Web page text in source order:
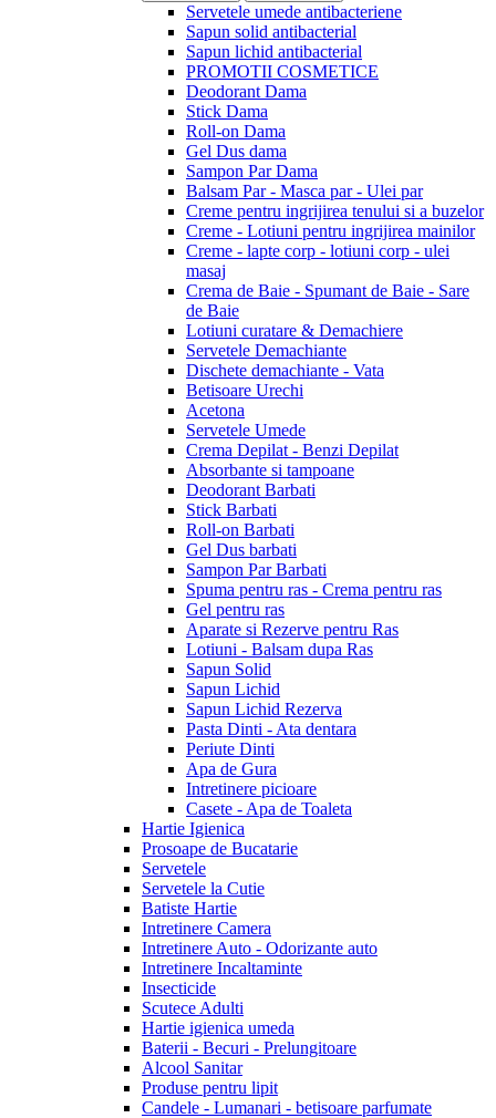
Servetele umede antibacteriene
Sapun solid antibacterial
Sapun lichid antibacterial
PROMOTII COSMETICE
Deodorant Dama
Stick Dama
Roll-on Dama
Gel Dus dama
Sampon Par Dama
Balsam Par - Masca par - Ulei par
Creme pentru ingrijirea tenului si a buzelor
Creme - Lotiuni pentru ingrijirea mainilor
Creme - lapte corp - lotiuni corp - ulei
masaj
Crema de Baie - Spumant de Baie - Sare
de Baie
Lotiuni curatare & Demachiere
Servetele Demachiante
Dischete demachiante - Vata
Betisoare Urechi
Acetona
Servetele Umede
Crema Depilat - Benzi Depilat
Absorbante si tampoane
Deodorant Barbati
Stick Barbati
Roll-on Barbati
Gel Dus barbati
Sampon Par Barbati
Spuma pentru ras - Crema pentru ras
Gel pentru ras
Aparate si Rezerve pentru Ras
Lotiuni - Balsam dupa Ras
Sapun Solid
Sapun Lichid
Sapun Lichid Rezerva
Pasta Dinti - Ata dentara
Periute Dinti
Apa de Gura
Intretinere picioare
Casete - Apa de Toaleta
Hartie Igienica
Prosoape de Bucatarie
Servetele
Servetele la Cutie
Batiste Hartie
Intretinere Camera
Intretinere Auto - Odorizante auto
Intretinere Incaltaminte
Insecticide
Scutece Adulti
Hartie igienica umeda
Baterii - Becuri - Prelungitoare
Alcool Sanitar
Produse pentru lipit
Candele - Lumanari - betisoare parfumate